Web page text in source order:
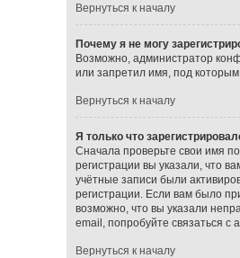
Вернуться к началу
Почему я не могу
Возможно, администратор
или запретил имя, под
Вернуться к началу
Я только что
Сначала проверьте свои имя
регистрации вы указали, что
учётные записи были
регистрации. Если вам было
возможно, что вы указали
email, попробуйте связаться с
Вернуться к началу